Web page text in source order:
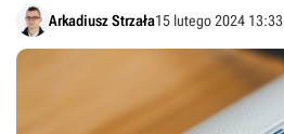
Arkadiusz Strzała15 lutego 2024 13:33